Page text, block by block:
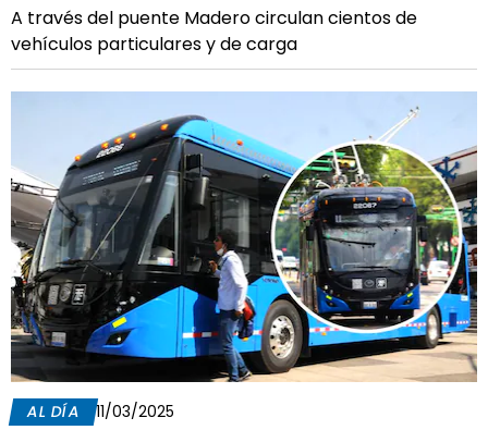
A través del puente Madero circulan cientos de
vehículos particulares y de carga
AL DÍA 11/03/2025